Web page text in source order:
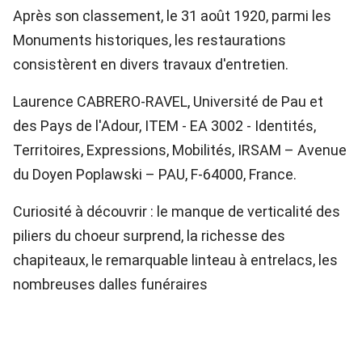
Après son classement, le 31 août 1920, parmi les
Monuments historiques, les restaurations
consistèrent en divers travaux d'entretien.
Laurence CABRERO-RAVEL, Université de Pau et
des Pays de l'Adour, ITEM - EA 3002 - Identités,
Territoires, Expressions, Mobilités, IRSAM – Avenue
du Doyen Poplawski – PAU, F-64000, France.
Curiosité à découvrir : le manque de verticalité des
piliers du choeur surprend, la richesse des
chapiteaux, le remarquable linteau à entrelacs, les
nombreuses dalles funéraires